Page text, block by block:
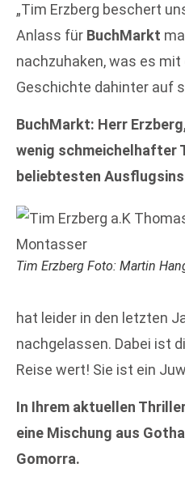
„Tim Erzberg beschert
Anlass für BuchMarkt
nachzuhaken, was es
Geschichte dahinter auf
BuchMarkt: Herr
wenig schmeichelhafter
beliebtesten
Tim Erzberg Foto: Martin
hat leider in den letzten
nachgelassen. Dabei ist
Reise wert! Sie ist ein
In Ihrem aktuellen
eine Mischung aus
Gomorra.